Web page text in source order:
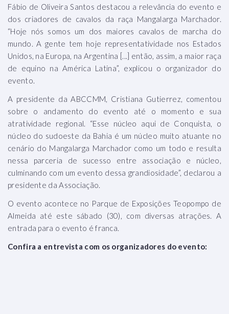
Fábio de Oliveira Santos destacou a relevância do evento e
dos criadores de cavalos da raça Mangalarga Marchador.
“Hoje nós somos um dos maiores cavalos de marcha do
mundo. A gente tem hoje representatividade nos Estados
Unidos, na Europa, na Argentina [...] então, assim, a maior raça
de equino na América Latina”, explicou o organizador do
evento.
A presidente da ABCCMM, Cristiana Gutierrez, comentou
sobre o andamento do evento até o momento e sua
atratividade regional. “Esse núcleo aqui de Conquista, o
núcleo do sudoeste da Bahia é um núcleo muito atuante no
cenário do Mangalarga Marchador como um todo e resulta
nessa parceria de sucesso entre associação e núcleo,
culminando com um evento dessa grandiosidade”, declarou a
presidente da Associação.
O evento acontece no Parque de Exposições Teopompo de
Almeida até este sábado (30), com diversas atrações. A
entrada para o evento é franca.
Confira a entrevista com os organizadores do evento: